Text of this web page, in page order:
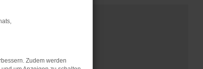
Zudem werden